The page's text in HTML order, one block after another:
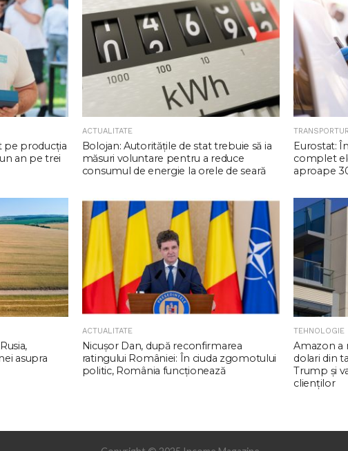
pe producția
an pe trei
ACTUALITATE
Bolojan: Autoritățile de stat trebuie să ia
măsuri voluntare pentru a reduce
consumul de energie la orele de seară
Eurostat:
complet
aproape
asupra
ACTUALITATE
Nicuşor Dan, după reconfirmarea
ratingului României: În ciuda zgomotului
politic, România funcţionează
TEHNOLOGIE
Amazon a
dolari din
Trump şi
clienţilor